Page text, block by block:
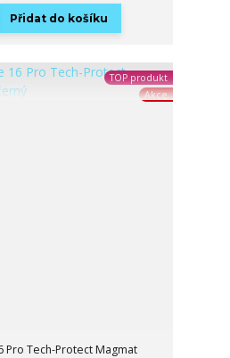
Přidat do košíku
TOP produkt
Akce
Pro Tech-Protect Magmat